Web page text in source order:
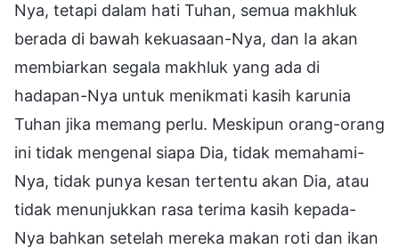
Nya, tetapi dalam hati Tuhan, semua makhluk
berada di bawah kekuasaan-Nya, dan Ia akan
membiarkan segala makhluk yang ada di
hadapan-Nya untuk menikmati kasih karunia
Tuhan jika memang perlu. Meskipun orang-orang
ini tidak mengenal siapa Dia, tidak memahami-
Nya, tidak punya kesan tertentu akan Dia, atau
tidak menunjukkan rasa terima kasih kepada-
Nya bahkan setelah mereka makan roti dan ikan